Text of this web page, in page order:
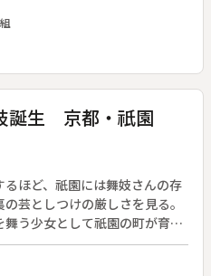
誕生 京都・祇園
ほど、祇園には舞妓さんの存
芸としつけの厳しさを見る。
う少女として祇園の町が育て
だらりの帯」と唄にもうたわ
つけとけいこが続く毎日があ